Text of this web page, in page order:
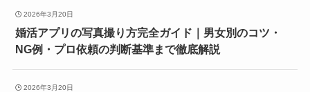
2026年3月20日
婚活アプリの写真撮り方完全ガイド｜男女別のコツ・
NG例・プロ依頼の判断基準まで徹底解説
2026年3月20日